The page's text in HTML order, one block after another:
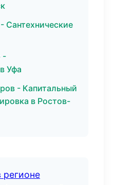
-
Уфа
- Капитальный
в Ростов-
регионе